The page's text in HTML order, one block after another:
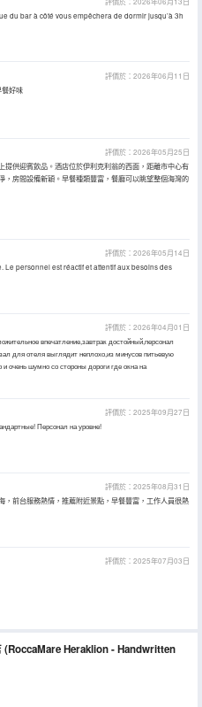
du bar à côté vous empêchera de dormir jusqu’à 3h
評價於：2026年06月11日
餐好味
評價於：2026年05月25日
提供迎賓飲品。酒店位於伊利克利翁的西面，距離市中心有
，房間設備新穎。早餐種類豐富，餐廳可以眺望整個海灣的
評價於：2026年05月14日
Le personnel est réactif et attentif aux besoins des
評價於：2026年04月01日
впечатление,завтрак достойный,персонал
для отеля выглядит неплохо,из минусов питьевую
и очень шумно со стороны дороги где окна на
評價於：2025年09月27日
Персонал на уровне!
評價於：2025年08月31日
，前台服務熱情，推薦附近景點，早餐豐富，工作人員很熱
評價於：2025年07月03日
(RoccaMare Heraklion - Handwritten